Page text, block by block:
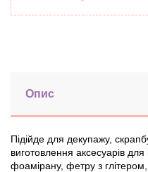
Опис
Підійде для декупажу,
виготовлення аксесуарів
фоамірану, фетру з